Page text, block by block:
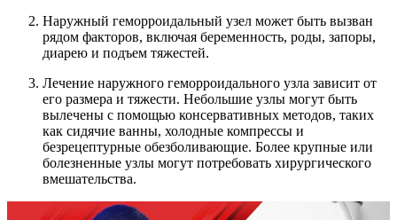
Наружный геморроидальный узел может быть вызван
рядом факторов, включая беременность, роды, запоры,
диарею и подъем тяжестей.
Лечение наружного геморроидального узла зависит от
его размера и тяжести. Небольшие узлы могут быть
вылечены с помощью консервативных методов, таких
как сидячие ванны, холодные компрессы и
безрецептурные обезболивающие. Более крупные или
болезненные узлы могут потребовать хирургического
вмешательства.